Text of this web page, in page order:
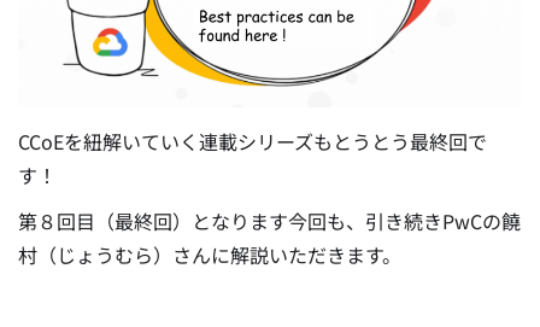
CCoEを紐解いていく連載シリーズもとうとう最終回で
す！
第８回目（最終回）となります今回も、引き続きPwCの饒
村（じょうむら）さんに解説いただきます。